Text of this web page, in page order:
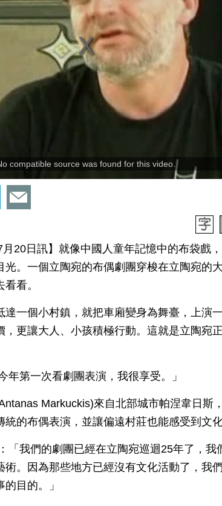
compatible source was found for this video.
月20日訊】就像中國人童年記憶中的布袋戲
光。一個立陶宛的布偶劇團穿梭在立陶宛的
看。
達一個小村鎮，就把車廂變身為舞臺，上演
，更讓大人、小孩積極行動。這就是立陶宛
年第一次看劇團表演，我很享受。」
Markuckis)來自北部城市帕涅韋日斯
的布偶表演，並讓偏遠村莊也能感受到文化
「我們的劇團已經在立陶宛巡迴25年了，我
術。因為那些地方已經沒有文化活動了，我
目的。」